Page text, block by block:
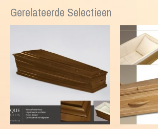
Gerelateerde Selectieen